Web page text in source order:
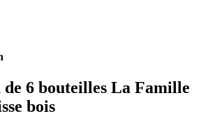
6 bouteilles La Famille
bois